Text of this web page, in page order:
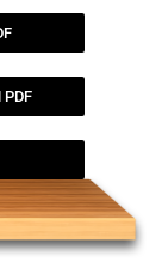
PDF